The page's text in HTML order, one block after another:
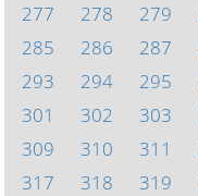
277
278 279
285
286 287
293
294 295
301
302 303
309
310 311
317
318 319